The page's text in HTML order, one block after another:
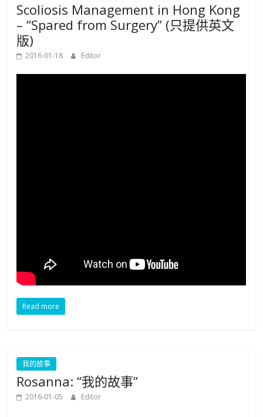
Scoliosis Management in Hong Kong
– “Spared from Surgery” (只提供英文
版)
2016-01-18 Editor
Read more
我的故事
Rosanna: “我的故事”
2016-01-05 Editor